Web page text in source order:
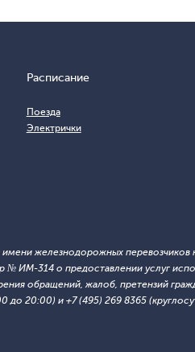
Расписание
Поезда
Электрички
железнодорожных перевозчиков
ИМ-314 о предоставлении услуг
обращений, жалоб, претензий
до 20:00) и +7 (495) 269 8365